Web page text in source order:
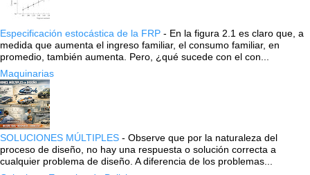
Especificación estocástica de la FRP - En la figura 2.1 es claro que, a
medida que aumenta el ingreso familiar, el consumo familiar, en
promedio, también aumenta. Pero, ¿qué sucede con el con...
Maquinarias
SOLUCIONES MÚLTIPLES - Observe que por la naturaleza del
proceso de diseño, no hay una respuesta o solución correcta a
cualquier problema de diseño. A diferencia de los problemas...